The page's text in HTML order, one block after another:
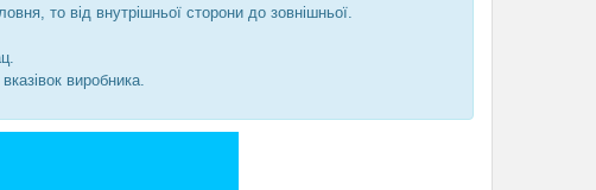
то від внутрішньої сторони до зовнішньої.
виробника.